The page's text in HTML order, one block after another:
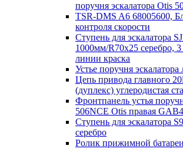
поручня эскалатора Otis
TSR-DMS A6 68005600,
контроля скорости
Ступень для эскалатора
1000мм/R70x25 серебро,
линии краска
Устье поручня эскалатора
Цепь привода главного
(дуплекс) углеродистая
Фронтпанель устья
506NCE Otis правая
Ступень для эскалатора
серебро
Ролик прижимной